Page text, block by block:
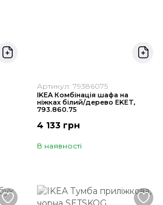
Артикул: 79386075
IKEA Комбінація шафа на
ніжках білий/дерево EKET,
793.860.75
4 133 грн
В наявності